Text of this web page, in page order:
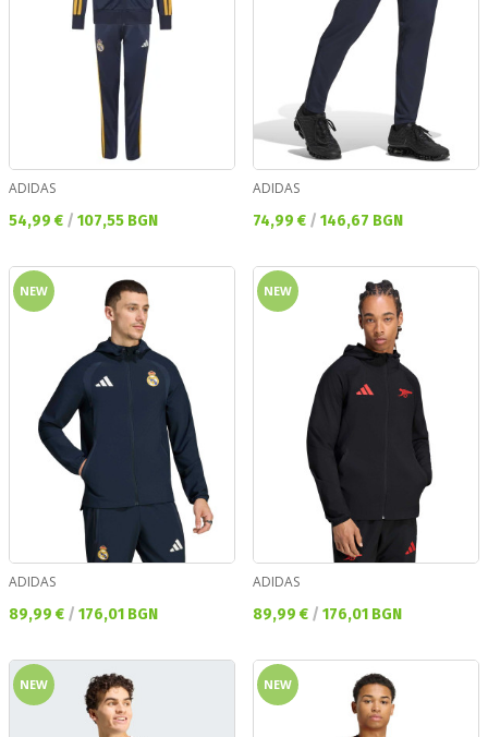
ADIDAS
Текуща цена:
54,99 € / 107,55 BGN
ADIDAS
Текуща цена:
74,99 € / 146,67 BGN
NEW
ADIDAS
Текуща цена:
89,99 € / 176,01 BGN
NEW
ADIDAS
Текуща цена:
89,99 € / 176,01 BGN
NEW NEW